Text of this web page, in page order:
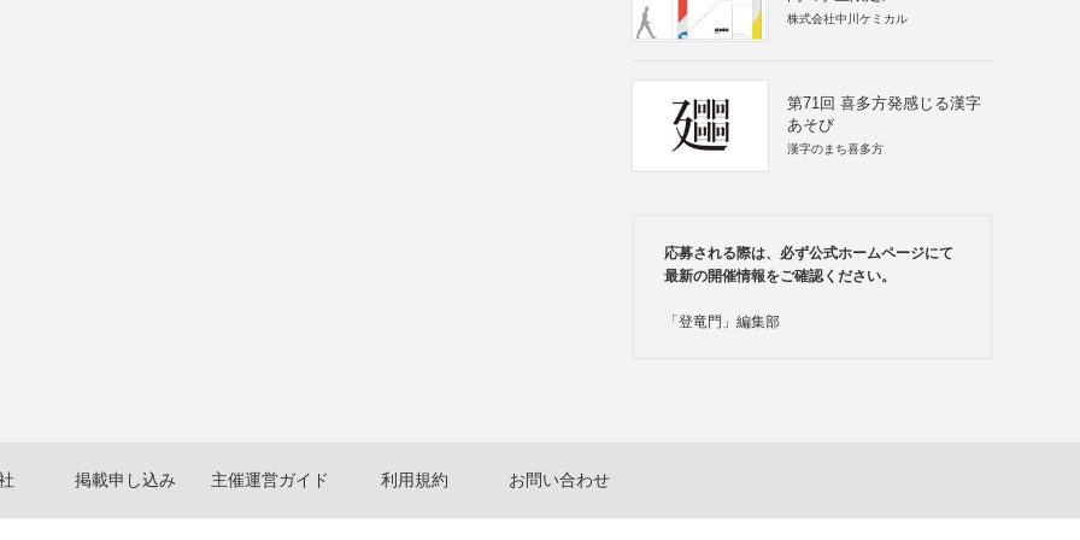
株式会社中川ケミカル
第71回 喜多方発感じる漢字
あそび
漢字のまち喜多方
応募される際は、必ず公式ホームページにて
最新の開催情報をご確認ください。
「登竜門」編集部
掲載申し込み 主催運営ガイド 利用規約 お問い合わせ